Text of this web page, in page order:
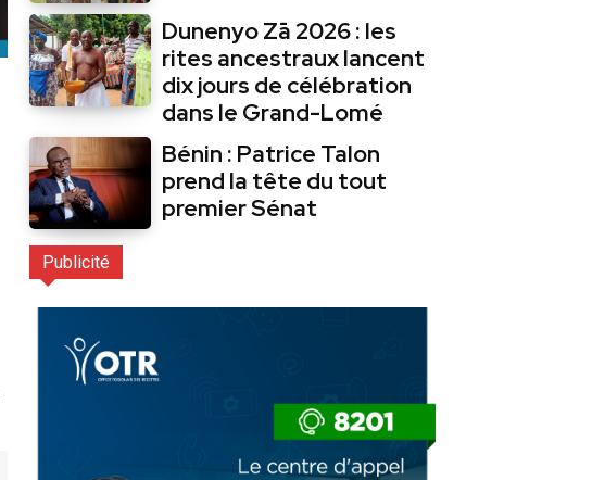
Dunenyo Zā 2026 : les
rites ancestraux lancent
dix jours de célébration
dans le Grand-Lomé
Bénin : Patrice Talon
prend la tête du tout
premier Sénat
Publicité